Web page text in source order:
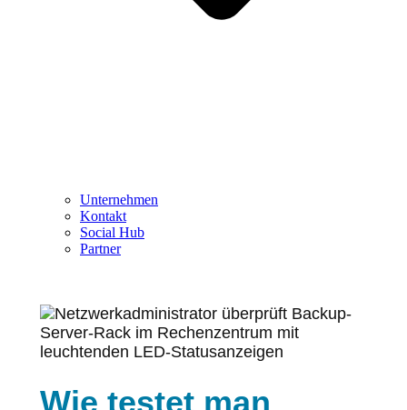
Unternehmen
Kontakt
Social Hub
Partner
Wie testet man